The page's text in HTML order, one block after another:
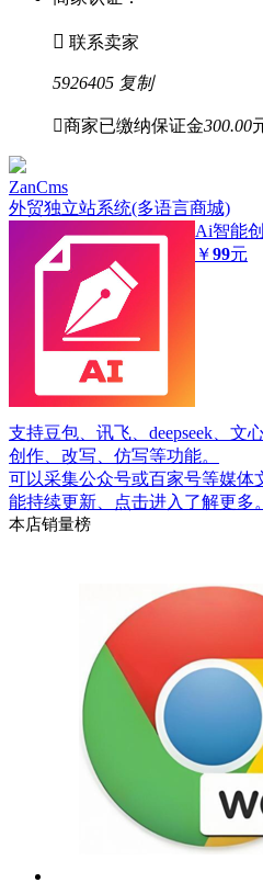
 联系卖家
5926405 复制
商家已缴纳保证金300.00
ZanCms
外贸独立站系统(多语言商城)
Ai智能
￥99元
支持豆包、讯飞、deepseek、文
创作、改写、仿写等功能。
可以采集公众号或百家号等媒体
能持续更新、点击进入了解更多。
本店销量榜